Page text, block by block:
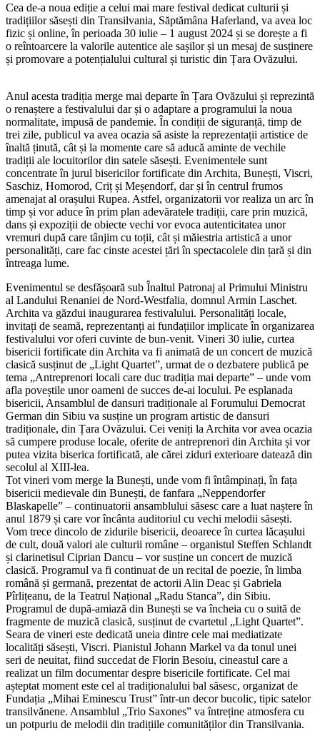
Cea de-a noua ediție a celui mai mare festival dedicat culturii și
tradițiilor săsești din Transilvania, Săptămâna Haferland, va avea loc
fizic și online, în perioada 30 iulie – 1 august 2024 și se dorește a fi
o reîntoarcere la valorile autentice ale sașilor și un mesaj de susținere
și promovare a potențialului cultural și turistic din Țara Ovăzului.
Anul acesta tradiția merge mai departe în Țara Ovăzului și reprezintă
o renaștere a festivalului dar și o adaptare a programului la noua
normalitate, impusă de pandemie. În condiții de siguranță, timp de
trei zile, publicul va avea ocazia să asiste la reprezentații artistice de
înaltă ținută, cât și la momente care să aducă aminte de vechile
tradiții ale locuitorilor din satele săsești. Evenimentele sunt
concentrate în jurul bisericilor fortificate din Archita, Bunești, Viscri,
Saschiz, Homorod, Criț și Meșendorf, dar și în centrul frumos
amenajat al orașului Rupea. Astfel, organizatorii vor realiza un arc în
timp și vor aduce în prim plan adevăratele tradiții, care prin muzică,
dans și expoziții de obiecte vechi vor evoca autenticitatea unor
vremuri după care tânjim cu toții, cât și măiestria artistică a unor
personalități, care fac cinste acestei țări în spectacolele din țară și din
întreaga lume.
Evenimentul se desfășoară sub Înaltul Patronaj al Primului Ministru
al Landului Renaniei de Nord-Westfalia, domnul Armin Laschet.
Archita va găzdui inaugurarea festivalului. Personalități locale,
invitați de seamă, reprezentanți ai fundațiilor implicate în organizarea
festivalului vor oferi cuvinte de bun-venit. Vineri 30 iulie, curtea
bisericii fortificate din Archita va fi animată de un concert de muzică
clasică susținut de „Light Quartet”, urmat de o dezbatere publică pe
tema „Antreprenori locali care duc tradiția mai departe” – unde vom
afla poveștile unor oameni de succes de-ai locului. Pe esplanada
bisericii, Ansamblul de dansuri tradiționale al Forumului Democrat
German din Sibiu va susține un program artistic de dansuri
tradiționale, din Țara Ovăzului. Cei veniți la Archita vor avea ocazia
să cumpere produse locale, oferite de antreprenori din Archita și vor
putea vizita biserica fortificată, ale cărei ziduri exterioare datează din
secolul al XIII-lea.
Tot vineri vom merge la Bunești, unde vom fi întâmpinați, în fața
bisericii medievale din Bunești, de fanfara „Neppendorfer
Blaskapelle” – continuatorii ansamblului săsesc care a luat naștere în
anul 1879 și care vor încânta auditoriul cu vechi melodii săsești.
Vom trece dincolo de zidurile bisericii, deoarece în curtea lăcașului
de cult, două valori ale culturii române – organistul Steffen Schlandt
și clarinetisul Ciprian Dancu – vor susține un concert de muzică
clasică. Programul va fi continuat de un recital de poezie, în limba
română și germană, prezentat de actorii Alin Deac și Gabriela
Pîrlițeanu, de la Teatrul Național „Radu Stanca”, din Sibiu.
Programul de după-amiază din Bunești se va încheia cu o suită de
fragmente de muzică clasică, susținut de cvartetul „Light Quartet”.
Seara de vineri este dedicată uneia dintre cele mai mediatizate
localități săsești, Viscri. Pianistul Johann Markel va da tonul unei
seri de neuitat, fiind succedat de Florin Besoiu, cineastul care a
realizat un film documentar despre bisericile fortificate. Cel mai
așteptat moment este cel al tradiționalului bal săsesc, organizat de
Fundația „Mihai Eminescu Trust” într-un decor bucolic, tipic satelor
transilvănene. Ansamblul „Trio Saxones” va întreține atmosfera cu
un potpuriu de melodii din tradițiile comunităților din Transilvania.